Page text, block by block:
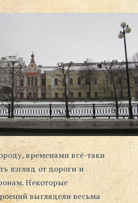
временами всё-таки
взгляд от дороги и
Некоторые
выглядели весьма